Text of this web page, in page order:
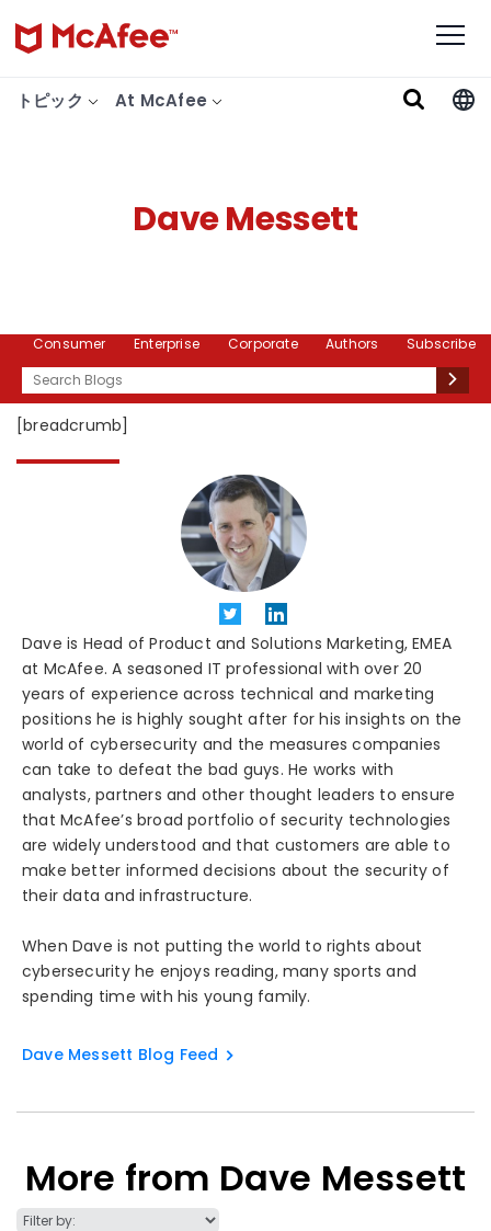
トピック At McAfee
Dave Messett
Consumer Enterprise Corporate Authors
Subscribe
Search
[breadcrumb]
Dave is Head of Product and Solutions Marketing, EMEA
at McAfee. A seasoned IT professional with over 20
years of experience across technical and marketing
positions he is highly sought after for his insights on the
world of cybersecurity and the measures companies
can take to defeat the bad guys. He works with
analysts, partners and other thought leaders to ensure
that McAfee’s broad portfolio of security technologies
are widely understood and that customers are able to
make better informed decisions about the security of
their data and infrastructure.
When Dave is not putting the world to rights about
cybersecurity he enjoys reading, many sports and
spending time with his young family.
Dave Messett Blog Feed
More from Dave Messett